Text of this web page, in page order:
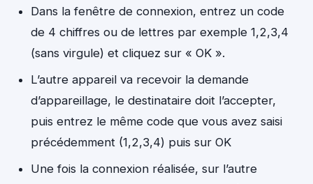
Dans la fenêtre de connexion, entrez un code
de 4 chiffres ou de lettres par exemple 1,2,3,4
(sans virgule) et cliquez sur « OK ».
L’autre appareil va recevoir la demande
d’appareillage, le destinataire doit l’accepter,
puis entrez le même code que vous avez saisi
précédemment (1,2,3,4) puis sur OK
Une fois la connexion réalisée, sur l’autre